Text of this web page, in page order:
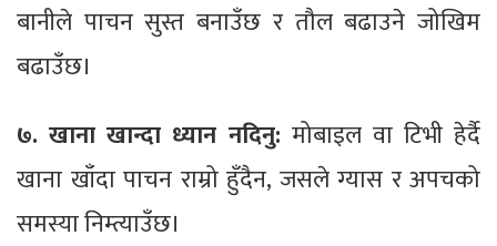
बानीले पाचन सुस्त बनाउँछ र तौल बढाउने जोखिम
बढाउँछ।
७. खाना खान्दा ध्यान नदिनु: मोबाइल वा टिभी हेर्दै
खाना खाँदा पाचन राम्रो हुँदैन, जसले ग्यास र अपचको
समस्या निम्त्याउँछ।